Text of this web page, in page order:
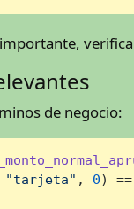
de negocio:
"tarjeta" , 0) ==